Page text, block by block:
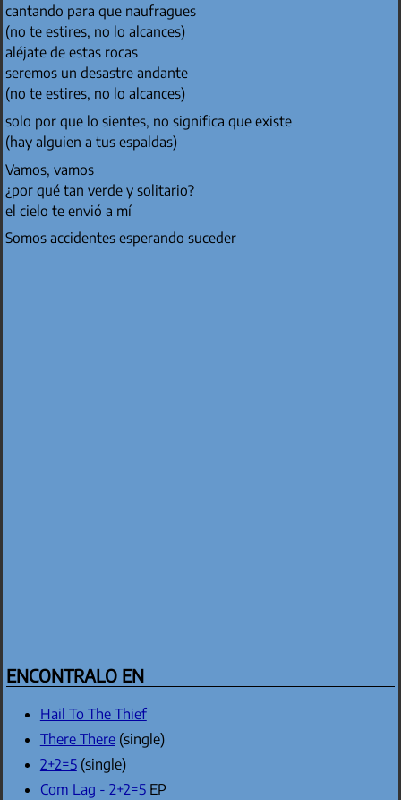
cantando para que naufragues
(no te estires, no lo alcances)
aléjate de estas rocas
seremos un desastre andante
(no te estires, no lo alcances)
solo por que lo sientes, no significa que existe
(hay alguien a tus espaldas)
Vamos, vamos
¿por qué tan verde y solitario?
el cielo te envió a mí
Somos accidentes esperando suceder
ENCONTRALO EN
Hail To The Thief
There There(single)
2+2=5(single)
Com Lag - 2+2=5EP